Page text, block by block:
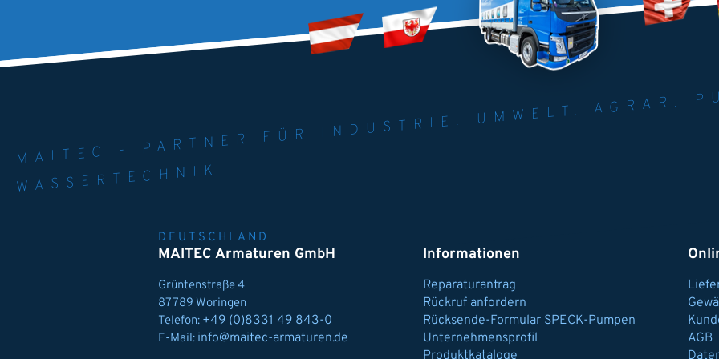
MAITEC - PARTNER FÜR
WELT. AGRAR.
MPEN
WASSERTECHNIK
DEUTSCHLAND
MAITEC Armaturen GmbH
Grüntenstraße 4
87789 Woringen
Telefon: +49 (0)8331 49 843-0
E-Mail: info@maitec-armaturen.de
Informationen
Reparaturantrag
Rückruf anfordern
Rücksende-Formular SPECK-Pumpen
Unternehmensprofil
Produktkataloge
AGB